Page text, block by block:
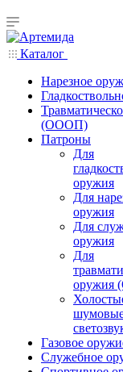
Каталог
Нарезное
(ОООП)
Патроны
Для
оружия
Для
оружия
Для
оружия
Для
оружия
Газовое
Служебное